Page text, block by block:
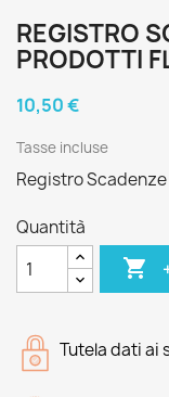
REGISTRO
PRODOTTI
10,50 €
Tasse incluse
Registro
Quantità

Tutela dati ai